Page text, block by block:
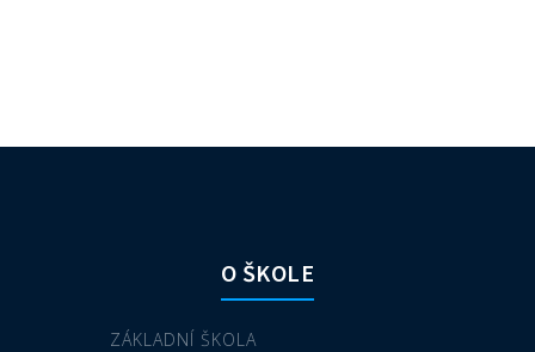
O ŠKOLE
ZÁKLADNÍ ŠKOLA